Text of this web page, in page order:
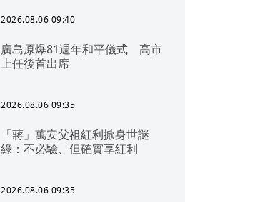
2026.08.06 09:40
廣島原爆81週年和平儀式 高市
上任後首出席
2026.08.06 09:35
「蔣」萬安父祖紅利掀身世謎
綠：不必驗、但確實享紅利
2026.08.06 09:35